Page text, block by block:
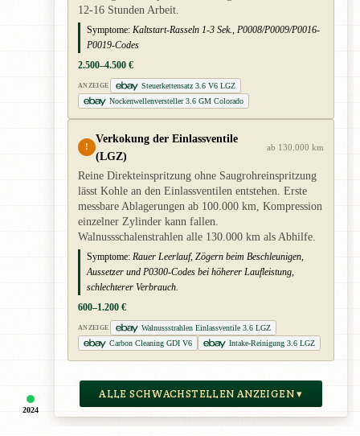
2024
12-16 Stunden Arbeit.
Symptome: Kaltstart-Rasseln 1-3 Sek., P0008/P0009/P0016-
P0019-Codes
2.500–4.500 €
ANZEIGE
Steuerkettensatz 3.6 V6 LGZ
Nockenwellenversteller 3.6 GM Colorado
!
Verkokung der Einlassventile
(LGZ)
ab 130.000 km
Reine Direkteinspritzung ohne Saugrohreinspritzung
lässt Kohle an den Einlassventilen entstehen. Erste
messbare Ablagerungen ab 100.000 km, Kompression
einzelner Zylinder kann fallen.
Walnussschalenstrahlen alle 130.000 km als Abhilfe.
Symptome: Rauer Leerlauf, Zögern beim Beschleunigen,
Aussetzer und P0300-Codes bei höherer Laufleistung,
schlechterer Verbrauch.
600–1.200 €
ANZEIGE
Walnussstrahlen Einlassventile 3.6 LGZ
Carbon Cleaning GDI V6
Intake-Reinigung 3.6 LGZ
ALLE SCHWACHSTELLEN ANZEIGEN ▾